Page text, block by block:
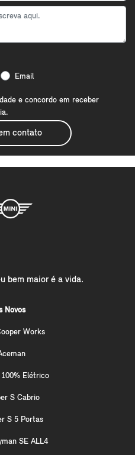
Email
e concordo em receber
contato
bem maior é a vida.
Novos
Works
Elétrico
S Cabrio
S 5 Portas
SE ALL4